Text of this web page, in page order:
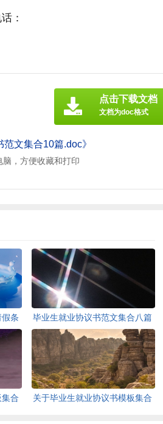
：
范文集合10篇.doc》
，方便收藏和打印
点击下载文档
文档为doc格式
条 毕业生就业协议书范文集合八篇
合
关于毕业生就业协议书模板集合